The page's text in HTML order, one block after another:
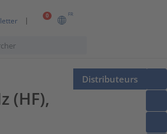
0 FR
Distributeurs
(HF),